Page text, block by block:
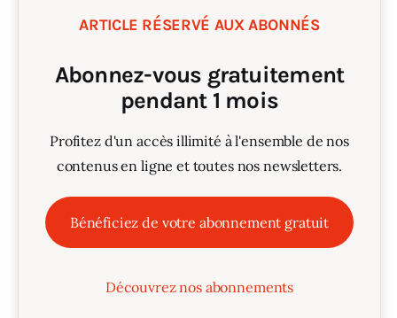
ARTICLE RÉSERVÉ AUX ABONNÉS
Abonnez-vous gratuitement
pendant 1 mois
Profitez d'un accès illimité à l'ensemble de nos
contenus en ligne et toutes nos newsletters.
Bénéficiez de votre abonnement gratuit
Découvrez nos abonnements